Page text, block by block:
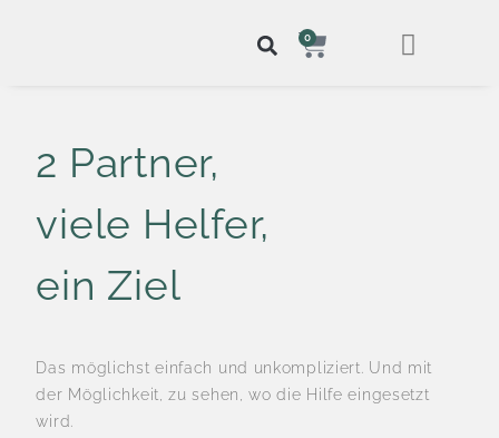
0
2 Partner,
viele Helfer,
ein Ziel
Das möglichst einfach und unkompliziert. Und mit
der Möglichkeit, zu sehen, wo die Hilfe eingesetzt
wird.